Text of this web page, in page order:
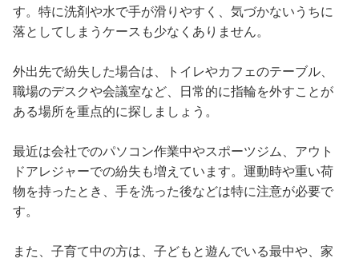
す。特に洗剤や水で手が滑りやすく、気づかないうちに
落としてしまうケースも少なくありません。
外出先で紛失した場合は、トイレやカフェのテーブル、
職場のデスクや会議室など、日常的に指輪を外すことが
ある場所を重点的に探しましょう。
最近は会社でのパソコン作業中やスポーツジム、アウト
ドアレジャーでの紛失も増えています。運動時や重い荷
物を持ったとき、手を洗った後などは特に注意が必要で
す。
また、子育て中の方は、子どもと遊んでいる最中や、家